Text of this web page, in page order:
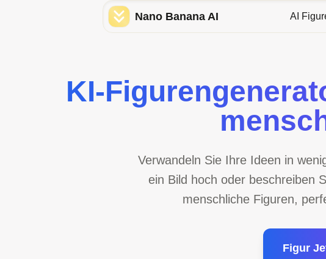
Nano Banana AI AI
KI-
Verwandeln Sie Ihre Ideen in
ein Bild hoch oder beschreiben
menschliche Figuren,
Figur